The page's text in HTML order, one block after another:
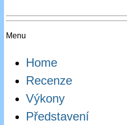
Menu
Home
Recenze
Výkony
Představení